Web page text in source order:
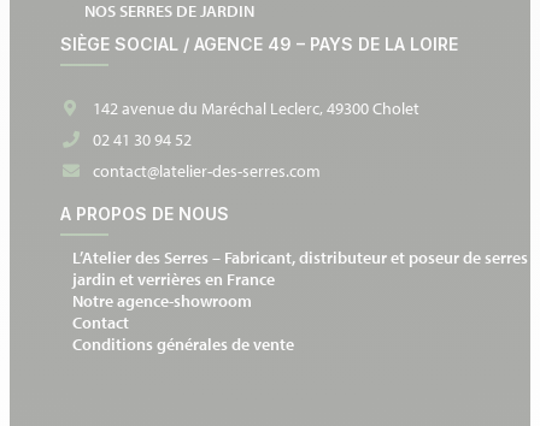
NOS SERRES DE JARDIN
SIÈGE SOCIAL / AGENCE 49 – PAYS DE LA LOIRE
142 avenue du Maréchal Leclerc, 49300 Cholet
02 41 30 94 52
contact@latelier-des-serres.com
A PROPOS DE NOUS
L’Atelier des Serres – Fabricant, distributeur et poseur de serres
jardin et verrières en France
Notre agence-showroom
Contact
Conditions générales de vente